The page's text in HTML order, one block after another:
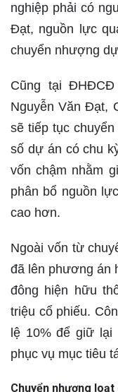
nghiệp phải có
Đạt, nguồn lực
chuyển nhượng
Cũng tại
Nguyễn Văn Đạt,
sẽ tiếp tục
số dự án có chu
vốn chậm nhằm
phân bổ nguồn
cao hơn.
Ngoài vốn từ
đã lên phương án
đông hiện hữu
triệu cổ phiếu.
lệ 10% để giữ lại
phục vụ mục tiêu
Chuyển nhượng